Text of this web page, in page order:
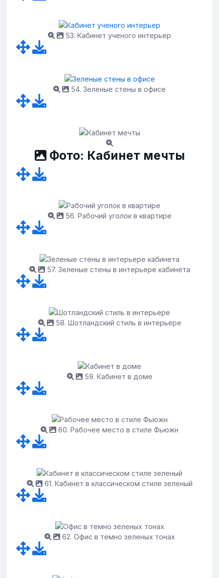
53. Кабинет ученого интерьер
54. Зеленые стены в офисе
Фото: Кабинет мечты
56. Рабочий уголок в квартире
57. Зеленые стены в интерьере кабинета
58. Шотландский стиль в интерьере
59. Кабинет в доме
60. Рабочее место в стиле Фьюжн
61. Кабинет в классическом стиле зеленый
62. Офис в темно зеленых тонах